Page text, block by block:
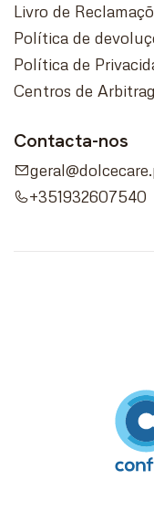
Livro de
Política de
Política de
Centros de
Contacta-nos
+351932607540